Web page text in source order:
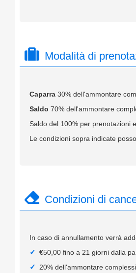
Modalità di
Caparra 30% dell'ammontare
Saldo 70% dell'ammontare
Saldo del 100% per prenotazioni
Le condizioni sopra indicate
Condizioni di
In caso di annullamento verrà
€50,00 fino a 21 giorni dalla
20% dell'ammontare